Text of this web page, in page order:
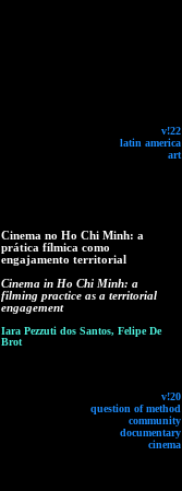
v!22
latin america
art
Cinema no Ho Chi Minh: a
prática fílmica como
engajamento territorial
Cinema in Ho Chi Minh: a
filming practice as a territorial
engagement
Iara Pezzuti dos Santos, Felipe De
Brot
v!20
question of method
community
documentary
cinema